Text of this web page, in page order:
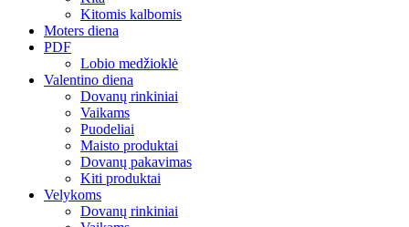
Kitomis kalbomis
Moters diena
PDF
Lobio medžioklė
Valentino diena
Dovanų rinkiniai
Vaikams
Puodeliai
Maisto produktai
Dovanų pakavimas
Kiti produktai
Velykoms
Dovanų rinkiniai